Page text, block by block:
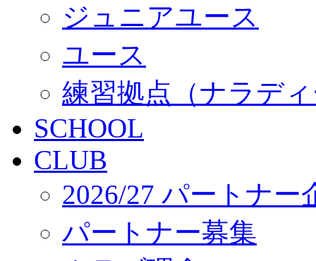
ジュニアユース
ユース
練習拠点（ナラデ
SCHOOL
CLUB
2026/27 パートナー
パートナー募集